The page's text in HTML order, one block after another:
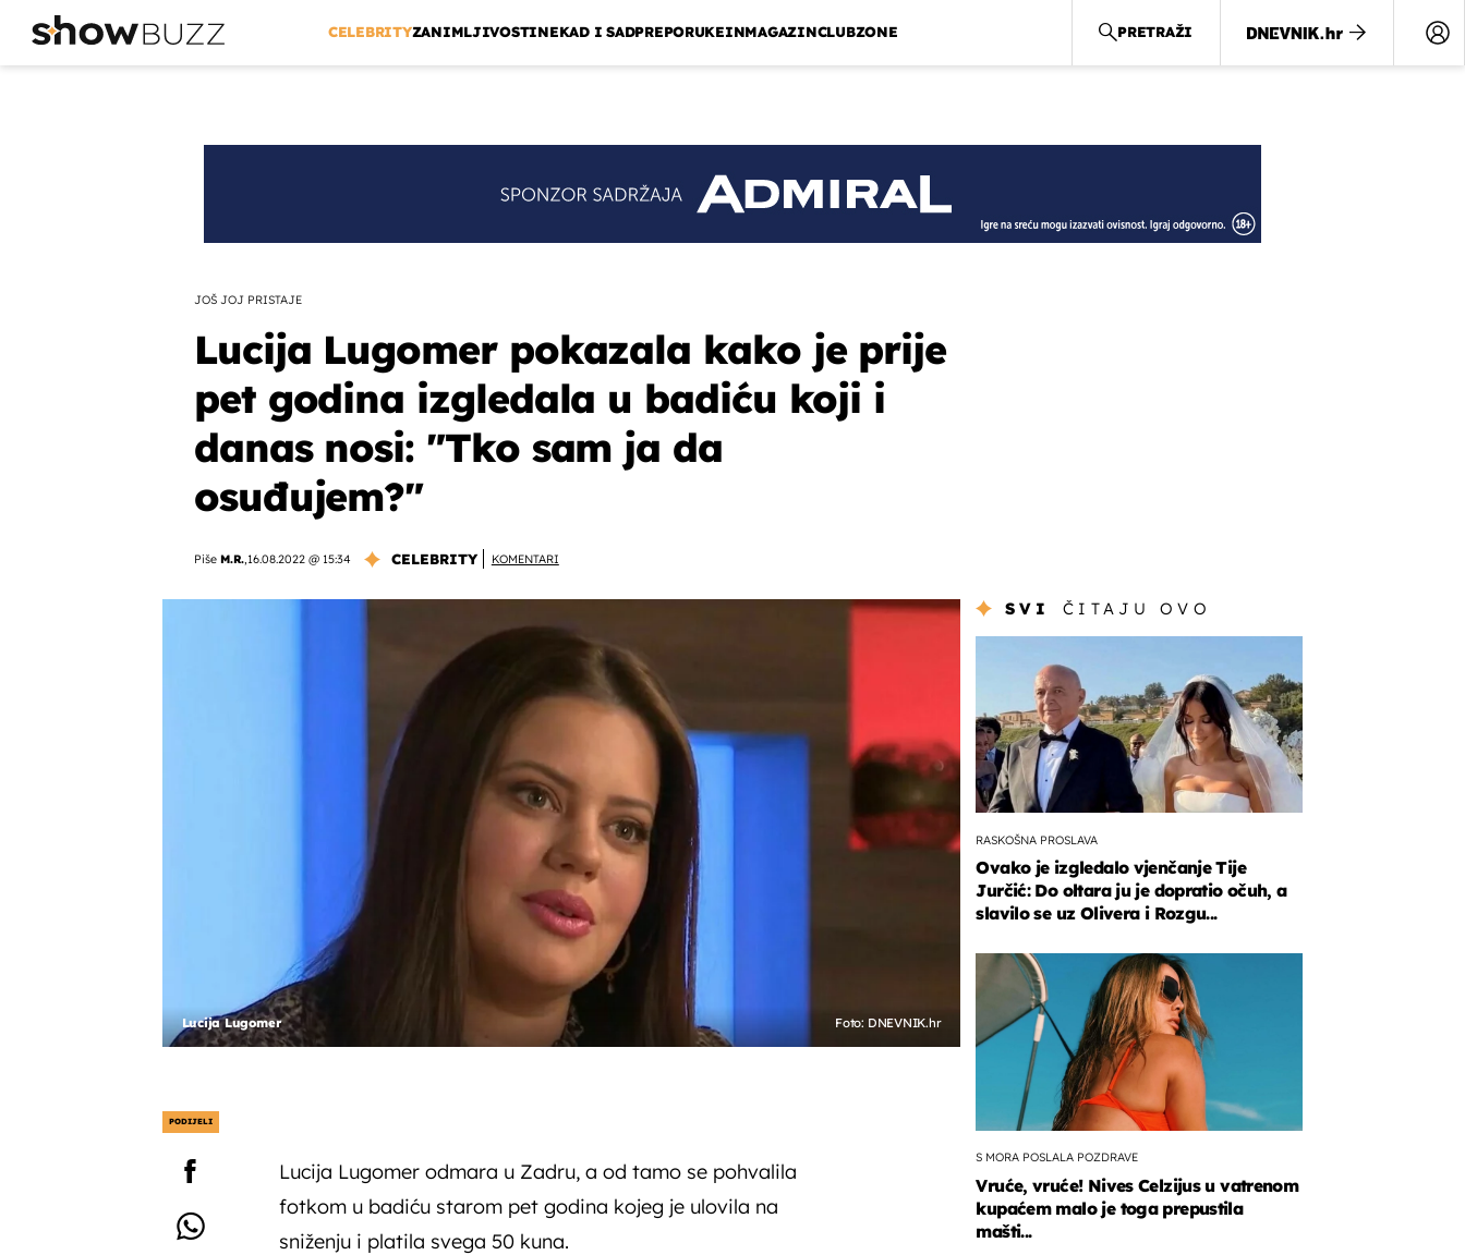
CELEBRITYZANIMLJIVOSTINEKAD I SADPREPORUKEINMAGAZINCLUBZONE PRETRAŽI
JOŠ JOJ PRISTAJE
Lucija Lugomer pokazala kako je prije
pet godina izgledala u badiću koji i
danas nosi: "Tko sam ja da
osuđujem?"
Piše M.R.,16.08.2022 @ 15:34 CELEBRITY KOMENTARI
Lucija Lugomer Foto: DNEVNIK.hr
PODIJELI
Lucija Lugomer odmara u Zadru, a od tamo se pohvalila
fotkom u badiću starom pet godina kojeg je ulovila na
sniženju i platila svega 50 kuna.
SVI ČITAJU OVO
RASKOŠNA PROSLAVA
Ovako je izgledalo vjenčanje Tije
Jurčić: Do oltara ju je dopratio očuh, a
slavilo se uz Olivera i Rozgu...
S MORA POSLALA POZDRAVE
Vruće, vruće! Nives Celzijus u vatrenom
kupaćem malo je toga prepustila
mašti...